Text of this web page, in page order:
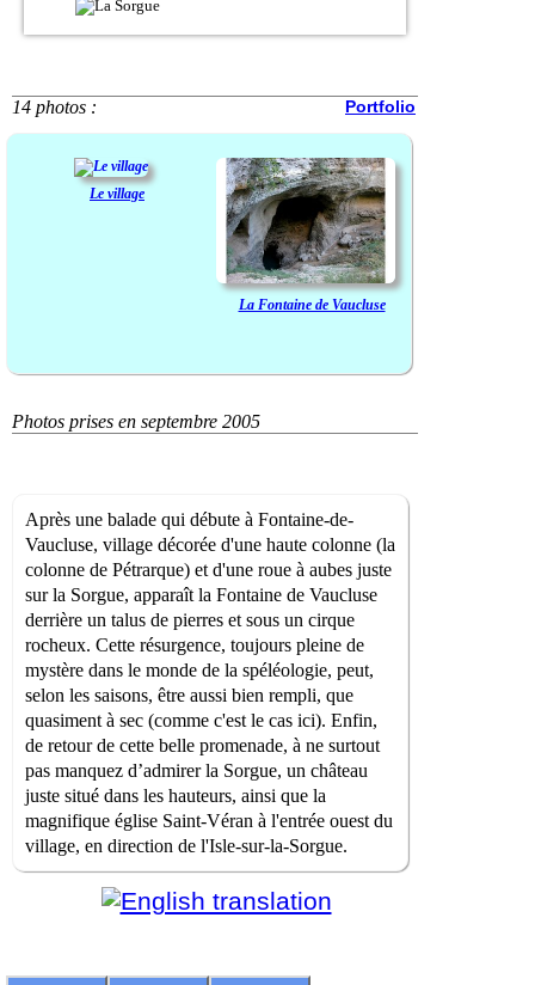
14 photos : Portfolio
Le village
La Fontaine de Vaucluse
Photos prises en septembre 2005
Après une balade qui débute à Fontaine-de-
Vaucluse, village décorée d'une haute colonne (la
colonne de Pétrarque) et d'une roue à aubes juste
sur la Sorgue, apparaît la Fontaine de Vaucluse
derrière un talus de pierres et sous un cirque
rocheux. Cette résurgence, toujours pleine de
mystère dans le monde de la spéléologie, peut,
selon les saisons, être aussi bien rempli, que
quasiment à sec (comme c'est le cas ici). Enfin,
de retour de cette belle promenade, à ne surtout
pas manquez d’admirer la Sorgue, un château
juste situé dans les hauteurs, ainsi que la
magnifique église Saint-Véran à l'entrée ouest du
village, en direction de l'Isle-sur-la-Sorgue.